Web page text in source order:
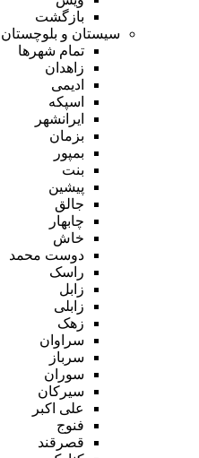
بازگشت
سیستان و بلوچستان
تمام شهر‌ها
زاهدان
ادیمی
اسپکه
ایرانشهر
بزمان
بمپور
بنت
پیشین
جالق
چابهار
خاش
دوست محمد
راسک
زابل
زابلی
زهک
سراوان
سرباز
سوران
سیرکان
علی اکبر
فنوج
قصرقند